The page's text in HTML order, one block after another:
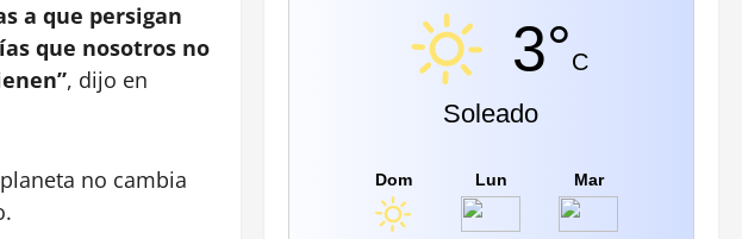
a que persigan
que nosotros no
, dijo en
no cambia
3°C
Soleado
Dom Lun Mar